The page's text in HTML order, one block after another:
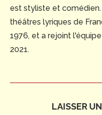
est styliste et
théâtres lyriques de
1976, et a rejoint
2021.
LAISSER